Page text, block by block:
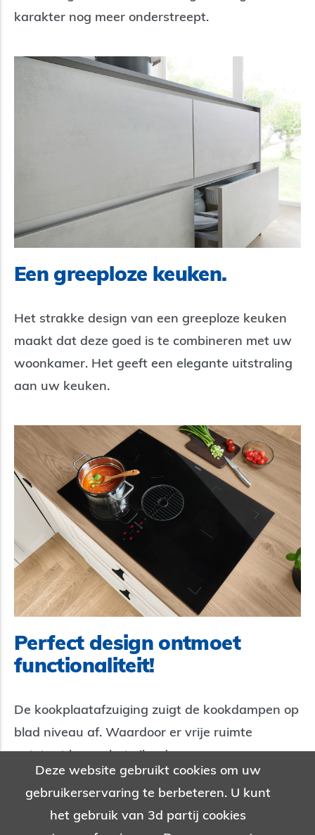
karakter nog meer onderstreept.
Een greeploze keuken.
Het strakke design van een greeploze keuken
maakt dat deze goed is te combineren met uw
woonkamer. Het geeft een elegante uitstraling
aan uw keuken.
Perfect design ontmoet
functionaliteit!
De kookplaatafzuiging zuigt de kookdampen op
blad niveau af. Waardoor er vrije ruimte
ontstaat boven het eiland.
Deze website gebruikt cookies om uw
gebruikerservaring te berbeteren. U kunt
het gebruik van 3d partij cookies